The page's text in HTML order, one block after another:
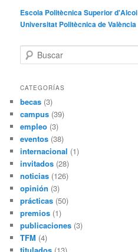
Escola Politècnica Superior d'Alcoi
Universitat Politècnica de València
u
c
r
CATEGORÍAS
becas (3)
campus (39)
empleo (3)
eventos (38)
internacional (1)
invitados (28)
noticias (126)
opinión (3)
prácticas (50)
premios (1)
publicaciones (3)
TFM (4)